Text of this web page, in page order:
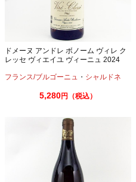
ドメーヌ アンドレ ボノーム ヴィレ ク
レッセ ヴィエイユ ヴィーニュ 2024
フランス/ブルゴーニュ ・ シャルドネ
5,280円（税込）